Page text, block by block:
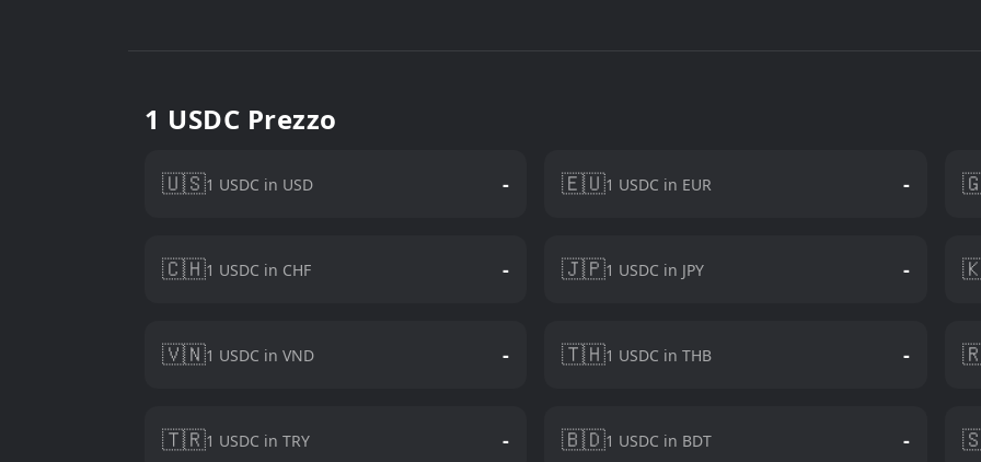
1 USDC Prezzo
🇺🇸1 USDC in USD - 🇪🇺1 USDC in EUR -
🇨🇭1 USDC in CHF - 🇯🇵1 USDC in JPY -
🇻🇳1 USDC in VND - 🇹🇭1 USDC in THB -
🇹🇷1 USDC in TRY - 🇧🇩1 USDC in BDT -